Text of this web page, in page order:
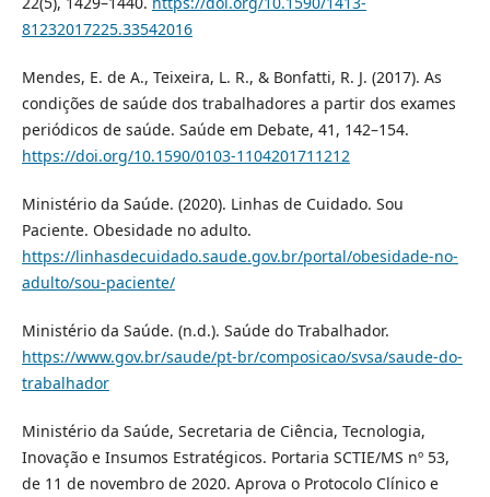
81232017225.33542016
Mendes, E. de A., Teixeira, L. R., & Bonfatti, R. J. (2017). As
condições de saúde dos trabalhadores a partir dos exames
periódicos de saúde. Saúde em Debate, 41, 142–154.
https://doi.org/10.1590/0103-1104201711212
Ministério da Saúde. (2020). Linhas de Cuidado. Sou
Paciente. Obesidade no adulto.
https://linhasdecuidado.saude.gov.br/portal/obesidade-no-
adulto/sou-paciente/
Ministério da Saúde. (n.d.). Saúde do Trabalhador.
https://www.gov.br/saude/pt-br/composicao/svsa/saude-do-
trabalhador
Ministério da Saúde, Secretaria de Ciência, Tecnologia,
Inovação e Insumos Estratégicos. Portaria SCTIE/MS nº 53,
de 11 de novembro de 2020. Aprova o Protocolo Clínico e